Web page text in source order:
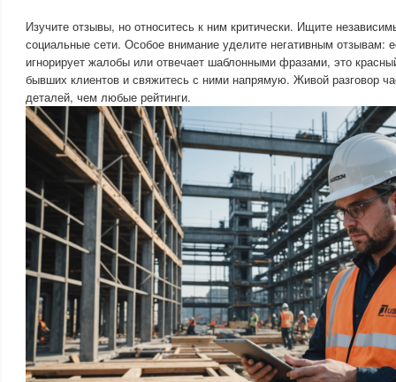
Изучите отзывы, но относитесь к ним критически. Ищите
социальные сети. Особое внимание уделите негативным отзывам:
игнорирует жалобы или отвечает шаблонными фразами, это
бывших клиентов и свяжитесь с ними напрямую. Живой разговор
деталей, чем любые рейтинги.